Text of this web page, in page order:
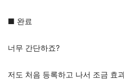
■ 완료
너무 간단하죠?
저도 처음 등록하고 나서 조금 효